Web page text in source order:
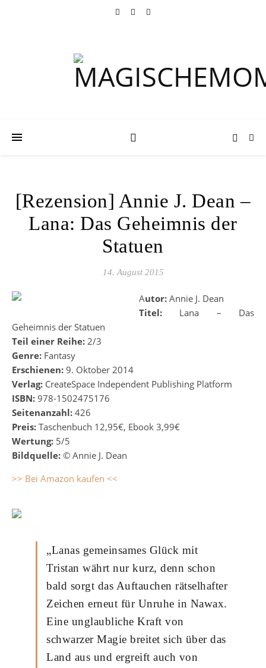
[Rezension] Annie J. Dean –
Lana: Das Geheimnis der
Statuen
14. August 2015
Autor: Annie J. Dean
Titel: Lana – Das
Geheimnis der Statuen
Teil einer Reihe: 2/3
Genre: Fantasy
Erschienen: 9. Oktober 2014
Verlag: CreateSpace Independent Publishing Platform
ISBN: 978-1502475176
Seitenanzahl: 426
Preis: Taschenbuch 12,95€, Ebook 3,99€
Wertung: 5/5
Bildquelle: © Annie J. Dean
>> Bei Amazon kaufen <<
„Lanas gemeinsames Glück mit
Tristan währt nur kurz, denn schon
bald sorgt das Auftauchen rätselhafter
Zeichen erneut für Unruhe in Nawax.
Eine unglaubliche Kraft von
schwarzer Magie breitet sich über das
Land aus und ergreift auch von